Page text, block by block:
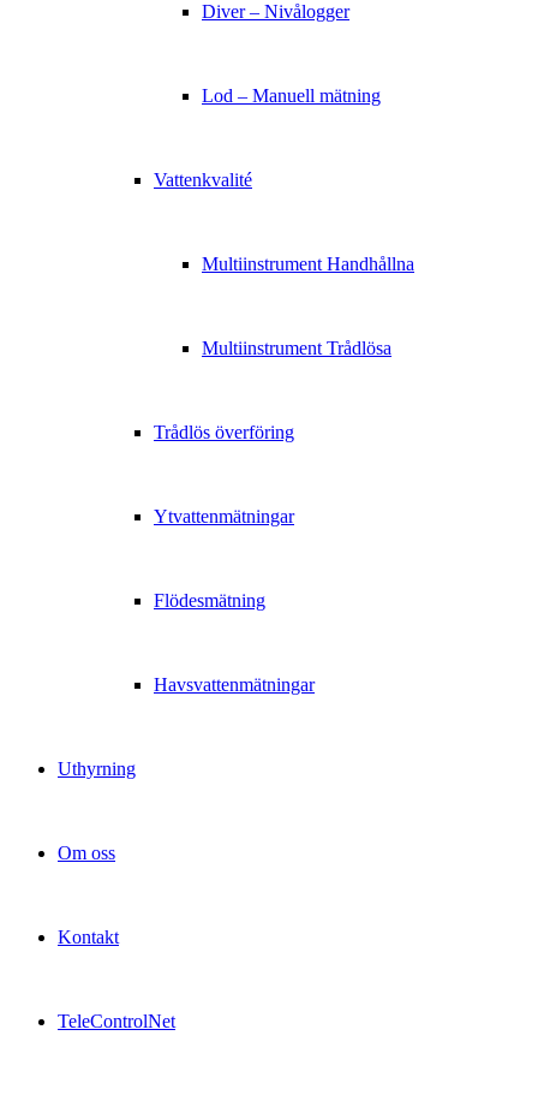
Diver – Nivålogger
Lod – Manuell mätning
Vattenkvalité
Multiinstrument Handhållna
Multiinstrument Trådlösa
Trådlös överföring
Ytvattenmätningar
Flödesmätning
Havsvattenmätningar
Uthyrning
Om oss
Kontakt
TeleControlNet